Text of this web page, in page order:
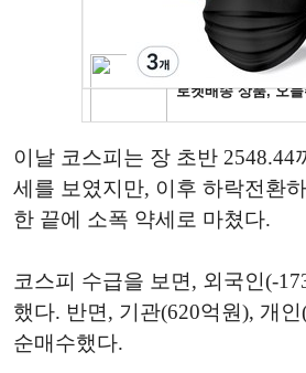
이날 코스피는 장 초반 2548.44
세를 보였지만, 이후 하락전환
한 끝에 소폭 약세로 마쳤다.
코스피 수급을 보면, 외국인(-
했다. 반면, 기관(620억원), 개
순매수했다.